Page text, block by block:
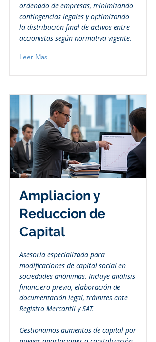
ordenado de empresas, minimizando
contingencias legales y optimizando
la distribución final de activos entre
accionistas según normativa vigente.
Leer Mas
Ampliacion y
Reduccion de
Capital
Asesoría especializada para
modificaciones de capital social en
sociedades anónimas. Incluye análisis
financiero previo, elaboración de
documentación legal, trámites ante
Registro Mercantil y SAT.
Gestionamos aumentos de capital por